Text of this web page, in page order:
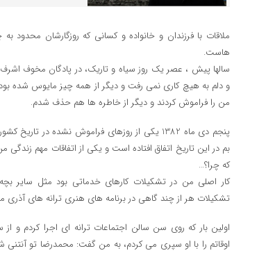
ملاقات با فرزندان و خانواده و کسانی که روزگارشان محدود
هاست.
سالها پیش ، عصر یک روز سیاه و تاریک، در پادگان مخوف
و دلم به هیچ کاری نمی رفت و دیگر از همه چیز مایوس شده
من را فراموش کردند و دیگر از خاطره ها هم حذف شدم.
پنجم دی ماه 1382 یکی از روزهای فراموش نشده
بم در این تاریخ اتفاق افتاده است و یکی از اتفاقات مهم
که چرا؟…
کار اصلی من در تشکیلات کارهای خدماتی بود مثل سایر
تشکیلات هر از چند گاهی در برنامه های هنری ترانه های آذری
اولین بار که روی سن سالن اجتماعات ترانه ای اجرا کردم
اوقاتم را با او سپری می کردم، به من گفت: محمدرضا تو آنتنی